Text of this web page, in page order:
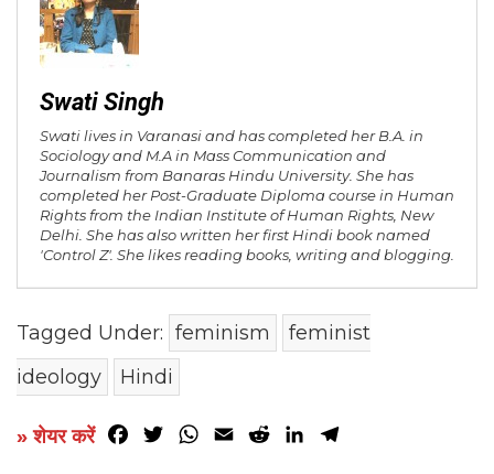
Swati Singh
Swati lives in Varanasi and has completed her B.A. in
Sociology and M.A in Mass Communication and
Journalism from Banaras Hindu University. She has
completed her Post-Graduate Diploma course in Human
Rights from the Indian Institute of Human Rights, New
Delhi. She has also written her first Hindi book named
'Control Z'. She likes reading books, writing and blogging.
Tagged Under: feminism
feminist
ideology
Hindi
» शेयर करें Facebook
TwitterWhatsApp
Email RedditLinkedIn